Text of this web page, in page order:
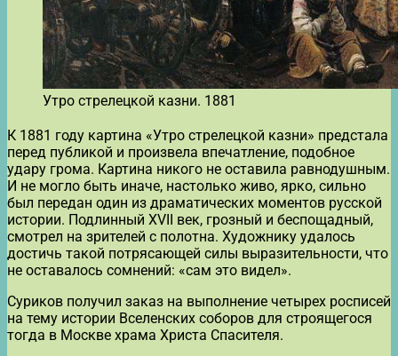
Утро стрелецкой казни. 1881
К 1881 году картина «Утро стрелецкой казни» предстала
перед публикой и произвела впечатление, подобное
удару грома. Картина никого не оставила равнодушным.
И не могло быть иначе, настолько живо, ярко, сильно
был передан один из драматических моментов русской
истории. Подлинный XVII век, грозный и беспощадный,
смотрел на зрителей с полотна. Художнику удалось
достичь такой потрясающей силы выразительности, что
не оставалось сомнений: «сам это видел».
Суриков получил заказ на выполнение четырех росписей
на тему истории Вселенских соборов для строящегося
тогда в Москве храма Христа Спасителя.